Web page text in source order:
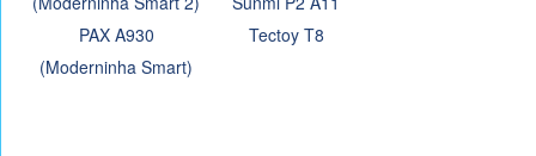
PAX A930
(Moderninha Smart)
Tectoy T8